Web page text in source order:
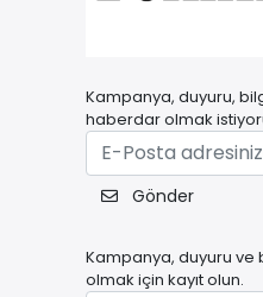
Kampanya, duyuru,
haberdar olmak
Gönder
Kampanya, duyuru
olmak için kayıt olun.